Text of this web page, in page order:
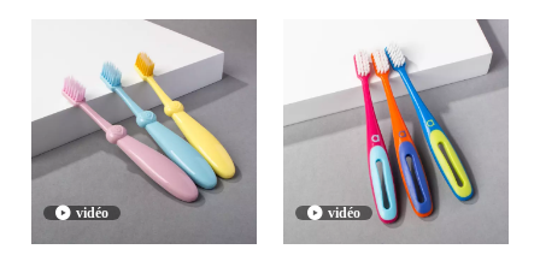
doux, poignée
confortable
antidérapante, brosse à
dents colorée pour
vidéo vidéo